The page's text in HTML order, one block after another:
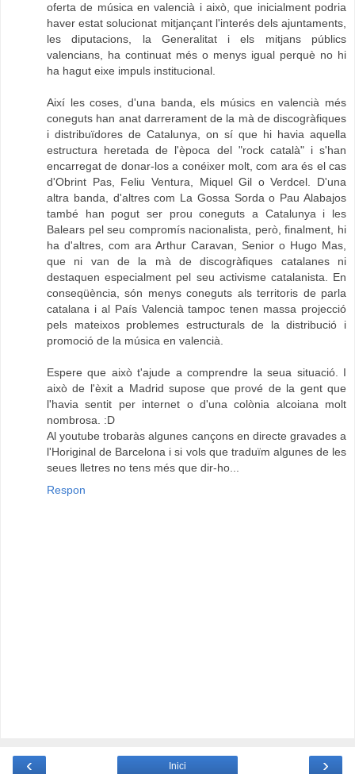
oferta de música en valencià i això, que inicialment podria
haver estat solucionat mitjançant l'interés dels ajuntaments,
les diputacions, la Generalitat i els mitjans públics
valencians, ha continuat més o menys igual perquè no hi
ha hagut eixe impuls institucional.
Així les coses, d'una banda, els músics en valencià més
coneguts han anat darrerament de la mà de discogràfiques
i distribuïdores de Catalunya, on sí que hi havia aquella
estructura heretada de l'època del "rock català" i s'han
encarregat de donar-los a conéixer molt, com ara és el cas
d'Obrint Pas, Feliu Ventura, Miquel Gil o Verdcel. D'una
altra banda, d'altres com La Gossa Sorda o Pau Alabajos
també han pogut ser prou coneguts a Catalunya i les
Balears pel seu compromís nacionalista, però, finalment, hi
ha d'altres, com ara Arthur Caravan, Senior o Hugo Mas,
que ni van de la mà de discogràfiques catalanes ni
destaquen especialment pel seu activisme catalanista. En
conseqüència, són menys coneguts als territoris de parla
catalana i al País Valencià tampoc tenen massa projecció
pels mateixos problemes estructurals de la distribució i
promoció de la música en valencià.
Espere que això t'ajude a comprendre la seua situació. I
això de l'èxit a Madrid supose que prové de la gent que
l'havia sentit per internet o d'una colònia alcoiana molt
nombrosa. :D
Al youtube trobaràs algunes cançons en directe gravades a
l'Horiginal de Barcelona i si vols que traduïm algunes de les
seues lletres no tens més que dir-ho...
Respon
‹ ›
Inici